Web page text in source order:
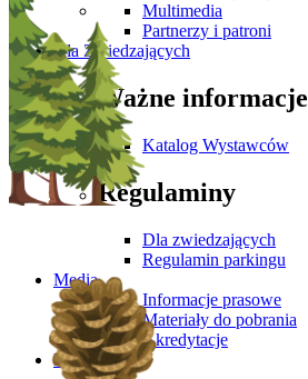
Multimedia
Partnerzy i patroni
Dla Zwiedzających
Ważne informacje
Katalog Wystawców
Regulaminy
Dla zwiedzających
Regulamin parkingu
Media
Informacje prasowe
Materiały do pobrania
Akredytacje
Kontakt